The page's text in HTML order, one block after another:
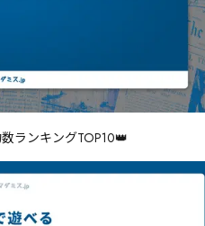
ランキングTOP10👑